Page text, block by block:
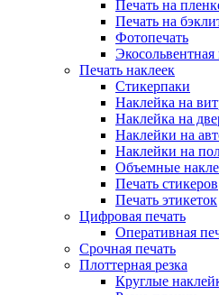
Печать на
Печать на
Фотопечать
Экосольвентная
Печать наклеек
Стикерпаки
Наклейка на
Наклейка на
Наклейки на
Наклейки на
Объемные
Печать стикеров
Печать этикеток
Цифровая печать
Оперативная
Срочная печать
Плоттерная резка
Круглые